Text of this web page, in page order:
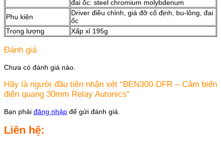
đai ốc: steel chromium molybdenum
Phụ kiện
Driver điều chỉnh, giá đỡ cố định, bu-lông, đai
ốc
Trọng lượng
Xấp xỉ 195g
Đánh giá
Chưa có đánh giá nào.
Hãy là người đầu tiên nhận xét “BEN300-DFR – Cảm biến
điện quang 30mm Relay Autonics”
Bạn phải đăng nhập để gửi đánh giá.
Liên hệ: